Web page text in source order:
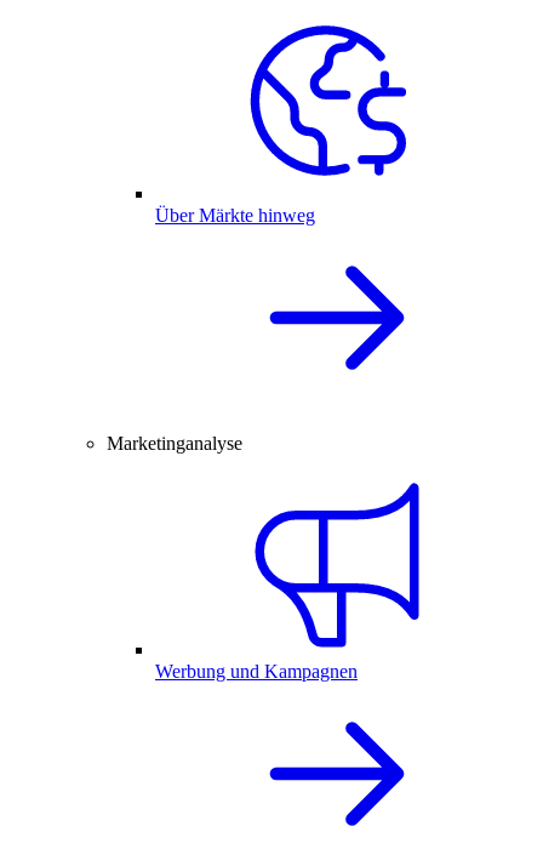
Über Märkte hinweg
Marketinganalyse
Werbung und Kampagnen